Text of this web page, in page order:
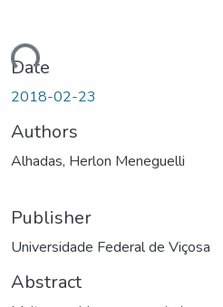
Loading...
Date
2018-02-23
Authors
Alhadas, Herlon Meneguelli
Publisher
Universidade Federal de Viçosa
Abstract